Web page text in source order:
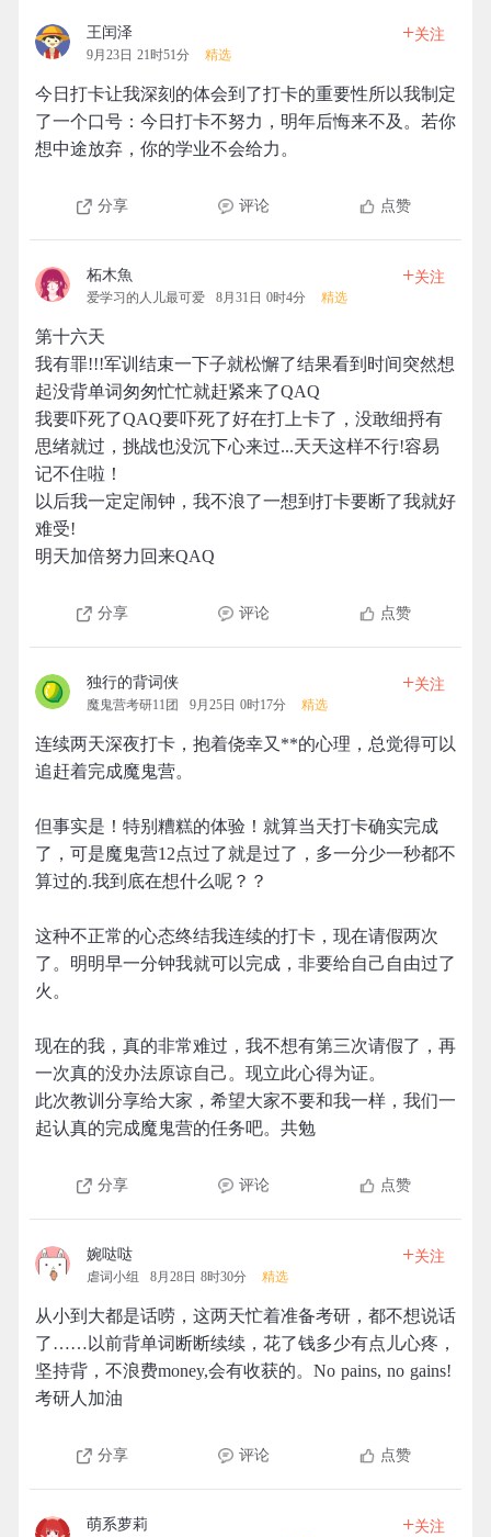
王闰泽
9月23日 21时51分 精选
+关注
今日打卡让我深刻的体会到了打卡的重要性所以我制定
了一个口号：今日打卡不努力，明年后悔来不及。若你
想中途放弃，你的学业不会给力。
分享 评论 点赞
柘木魚
爱学习的人儿最可爱 8月31日 0时4分 精选
+关注
第十六天
我有罪!!!军训结束一下子就松懈了结果看到时间突然想
起没背单词匆匆忙忙就赶紧来了QAQ
我要吓死了QAQ要吓死了好在打上卡了，没敢细捋有
思绪就过，挑战也没沉下心来过...天天这样不行!容易
记不住啦！
以后我一定定闹钟，我不浪了一想到打卡要断了我就好
难受!
明天加倍努力回来QAQ
分享 评论 点赞
独行的背词侠
魔鬼营考研11团 9月25日 0时17分 精选
+关注
连续两天深夜打卡，抱着侥幸又**的心理，总觉得可以
追赶着完成魔鬼营。
但事实是！特别糟糕的体验！就算当天打卡确实完成
了，可是魔鬼营12点过了就是过了，多一分少一秒都不
算过的.我到底在想什么呢？？
这种不正常的心态终结我连续的打卡，现在请假两次
了。明明早一分钟我就可以完成，非要给自己自由过了
火。
现在的我，真的非常难过，我不想有第三次请假了，再
一次真的没办法原谅自己。现立此心得为证。
此次教训分享给大家，希望大家不要和我一样，我们一
起认真的完成魔鬼营的任务吧。共勉
分享 评论 点赞
婉哒哒
虐词小组 8月28日 8时30分 精选
+关注
从小到大都是话唠，这两天忙着准备考研，都不想说话
了……以前背单词断断续续，花了钱多少有点儿心疼，
坚持背，不浪费money,会有收获的。No pains, no gains!
考研人加油
分享 评论 点赞
萌系萝莉 +关注